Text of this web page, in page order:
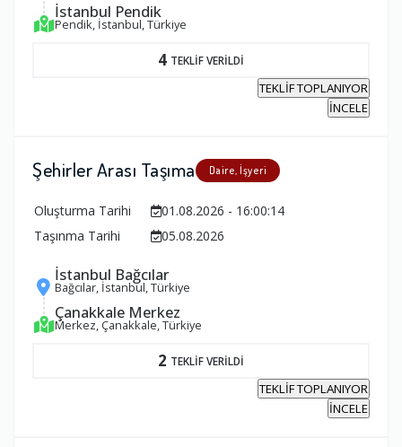
İstanbul Pendik
Pendik, İstanbul, Türkiye
4 TEKLİF VERİLDİ
TEKLİF TOPLANIYOR
İNCELE
Şehirler Arası Taşıma Daire, İşyeri
Oluşturma Tarihi
01.08.2026 - 16:00:14
Taşınma Tarihi
05.08.2026
İstanbul Bağcılar
Bağcılar, İstanbul, Türkiye
Çanakkale Merkez
Merkez, Çanakkale, Türkiye
2 TEKLİF VERİLDİ
TEKLİF TOPLANIYOR
İNCELE